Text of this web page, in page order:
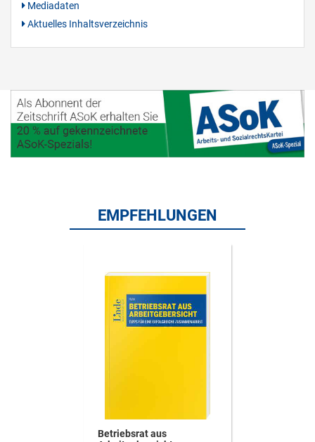
Mediadaten
Aktuelles Inhaltsverzeichnis
EMPFEHLUNGEN
Betriebsrat aus